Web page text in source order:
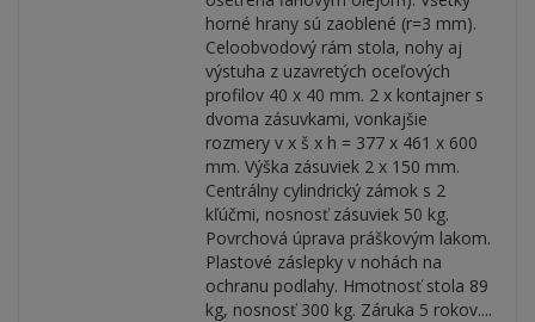
horné hrany sú zaoblené (r=3 mm).
Celoobvodový rám stola, nohy aj
výstuha z uzavretých oceľových
profilov 40 x 40 mm. 2 x kontajner s
dvoma zásuvkami, vonkajšie
rozmery v x š x h = 377 x 461 x 600
mm. Výška zásuviek 2 x 150 mm.
Centrálny cylindrický zámok s 2
kľúčmi, nosnosť zásuviek 50 kg.
Povrchová úprava práškovým lakom.
Plastové záslepky v nohách na
ochranu podlahy. Hmotnosť stola 89
kg, nosnosť 300 kg. Záruka 5 rokov....